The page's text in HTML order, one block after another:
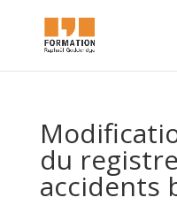
du
accidents